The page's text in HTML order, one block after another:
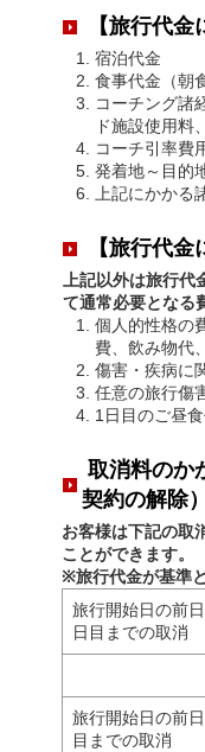
【旅行代金
宿泊代金
食事代金（朝
コーチング諸
ド施設使用料
コーチ引率費
発着地～目的
上記にかかる
【旅行代金
上記以外は旅行代
て通常必要となる
個人的性格の
費、飲み物代
傷害・疾病に
任意の旅行傷
1日目のご昼
取消料のか
契約の解除）
お客様は下記の取
ことができます。
※旅行代金が基準
旅行開始日の前
日目までの取消
旅行開始日の前
目までの取消